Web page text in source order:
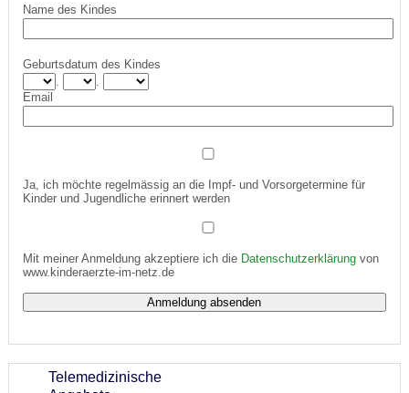
Name des Kindes
Geburtsdatum des Kindes
Email
Ja, ich möchte regelmässig an die Impf- und Vorsorgetermine für
Kinder und Jugendliche erinnert werden
Mit meiner Anmeldung akzeptiere ich die Datenschutzerklärungvon
www.kinderaerzte-im-netz.de
Telemedizinische